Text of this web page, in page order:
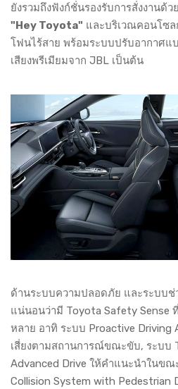
ยังรวมถึงฟังก์ชั่นรองรับการสั่งงานด้
"Hey Toyota" และบริเวณคอนโซ
โฟนไร้สาย พร้อมระบบปรับอากาศแ
เสียงพรีเมียมจาก JBL เป็นต้น
ด้านระบบความปลอดภัย และระบบช่
แน่นอนว่ามี Toyota Safety Sense
หลาย อาทิ ระบบ Proactive
เสี่ยงตามสถานการณ์ขณะขับ, ระบบ
Advanced Drive ให้คำแนะนำในขณ
Collision System with Pedestrian